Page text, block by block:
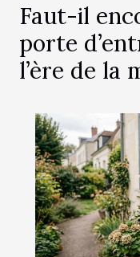
Faut-il
porte
l’ère de la